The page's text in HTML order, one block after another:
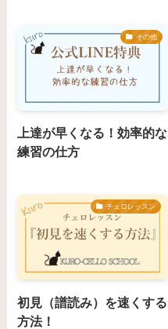
その他
上達が早くなる！効率的な
練習の仕方
チェロレッスン
初見（譜読み）を速くする
方法！